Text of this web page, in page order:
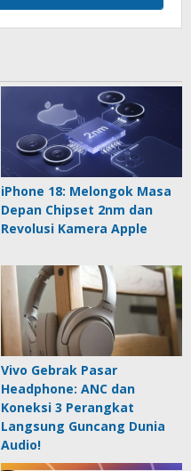
iPhone 18: Melongok Masa
Depan Chipset 2nm dan
Revolusi Kamera Apple
Vivo Gebrak Pasar
Headphone: ANC dan
Koneksi 3 Perangkat
Langsung Guncang Dunia
Audio!